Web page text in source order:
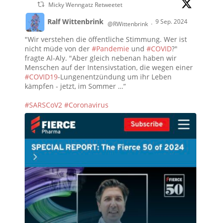
Micky Wenngatz Retweetet
Ralf Wittenbrink @RWittenbrink · 9 Sep. 2024
"Wir verstehen die öffentliche Stimmung. Wer ist
nicht müde von der #Pandemie und #COVID?"
fragte Al-Aly. "Aber gleich nebenan haben wir
Menschen auf der Intensivstation, die wegen einer
#COVID19-Lungenentzündung um ihr Leben
kämpfen - jetzt, im Sommer …“
#SARSCoV2 #Coronavirus